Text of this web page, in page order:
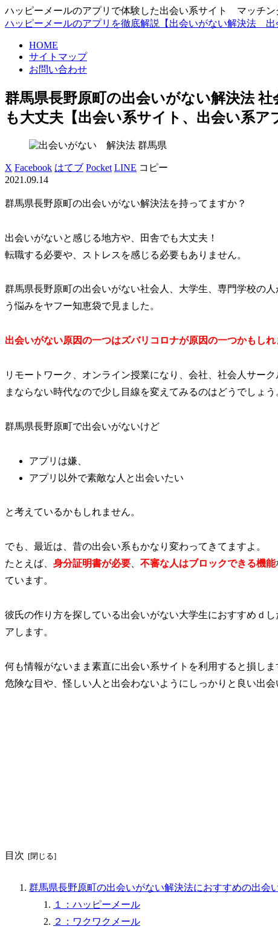
ハッピーメールのアプリで体験した出会い系サイト マッチン
ハッピーメールのアプリを徹底解説【出会いがない解決法
HOME
サイトマップ
お問い合わせ
群馬県長野原町の出会いがない解決法
も大丈夫【出会い系サイト、出会い系ア
群馬県
X Facebook はてブ Pocket LINE コピー
2021.09.14
群馬県長野原町の出会いがない解決法を持ってますか？
出会いがないと感じる地方や、田舎でも大丈夫！
転職する必要や、ストレスを感じる必要もありません。
群馬県長野原町の出会いがない社会人、大学生、専門学校の
う悩みをヤフー知恵袋で見ました。
出会いがない原因の一つはズバリコロナが原因の一つかもしれ
リモートワーク、オンライン授業になり、会社、社会人サー
まならない時代なので少し目線を変えてみるのはどうでしょう
群馬県長野原町で出会いがないけど
アプリは嫌、
アプリ以外で素敵な人と出会いたい
と考えているかもしれません。
でも、最近は、昔の出会い系もかなり変わってきてますよ。
たとえば、 身分証明書が必要 不審な人はブロックできる機能
ています。
彼氏の作り方を探している出会いがない大学生におすすめｄ
アします。
何も情報がないまま素直に出会い系サイトを利用すると損しま
危険な目や、怪しい人と出会わないようにしっかりと良い出会
目次
群馬県長野原町の出会いがない解決法におすすめの出会
１：ハッピーメール
２：ワクワクメール